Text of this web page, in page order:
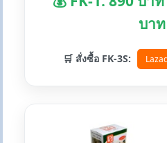
บาท
🛒 สั่งซื้อ FK-3S: